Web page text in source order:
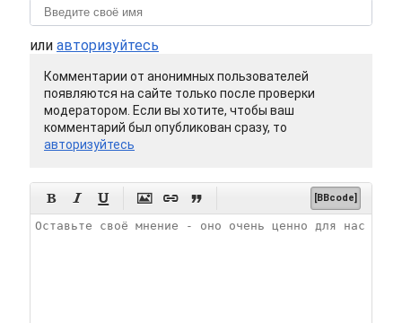
или авторизуйтесь
Комментарии от анонимных пользователей
появляются на сайте только после проверки
модератором. Если вы хотите, чтобы ваш
комментарий был опубликован сразу, то
авторизуйтесь
      [BBcode]